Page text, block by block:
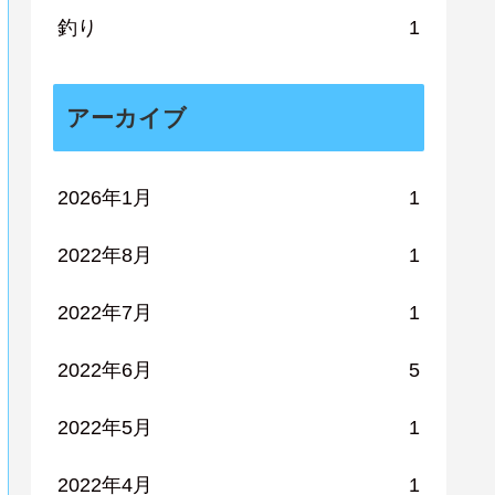
釣り 1
アーカイブ
2026年1月 1
2022年8月 1
2022年7月 1
2022年6月 5
2022年5月 1
2022年4月 1